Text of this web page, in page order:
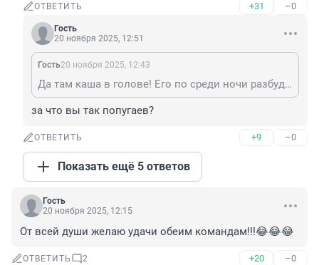
ОТВЕТИТЬ +31 –0
Гость
20 ноября 2025, 12:51
Гость20 ноября 2025, 12:43
Да там каша в голове! Его по среди ночи разбуди, он это же петь начнёт. Ибо что выучил, то и выдаёт. Попугай одним словом.
за что вы так попугаев?
ОТВЕТИТЬ +9 –0
Показать ещё 5 ответов
Гость
20 ноября 2025, 12:15
От всей души желаю удачи обеим командам!!!😂😂😂
ОТВЕТИТЬ 2 +20 –0